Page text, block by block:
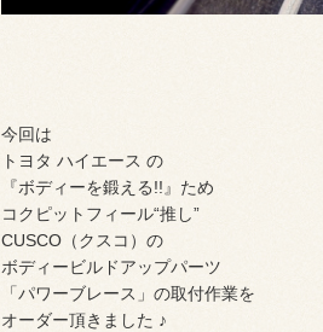
今回は
トヨタ ハイエース の
『ボディーを鍛える!!』ため
コクピットフィール“推し”
CUSCO（クスコ）の
ボディービルドアップパーツ
「パワーブレース」の取付作業を
オーダー頂きました ♪